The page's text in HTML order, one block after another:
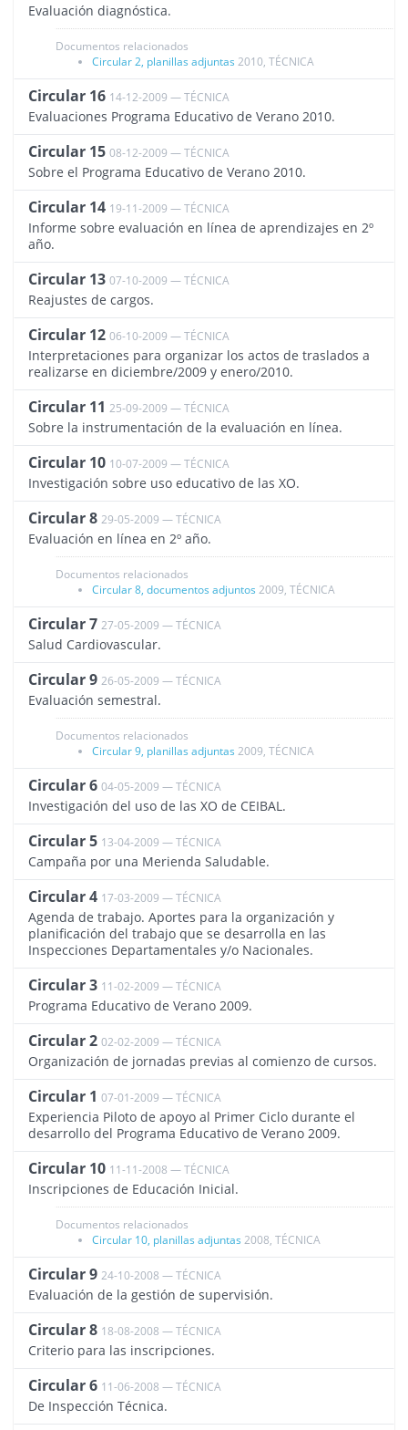
Evaluación diagnóstica.
Documentos relacionados
Circular 2, planillas adjuntas 2010, TÉCNICA
Circular 16 14-12-2009 — TÉCNICA
Evaluaciones Programa Educativo de Verano 2010.
Circular 15 08-12-2009 — TÉCNICA
Sobre el Programa Educativo de Verano 2010.
Circular 14 19-11-2009 — TÉCNICA
Informe sobre evaluación en línea de aprendizajes en 2º
año.
Circular 13 07-10-2009 — TÉCNICA
Reajustes de cargos.
Circular 12 06-10-2009 — TÉCNICA
Interpretaciones para organizar los actos de traslados a
realizarse en diciembre/2009 y enero/2010.
Circular 11 25-09-2009 — TÉCNICA
Sobre la instrumentación de la evaluación en línea.
Circular 10 10-07-2009 — TÉCNICA
Investigación sobre uso educativo de las XO.
Circular 8 29-05-2009 — TÉCNICA
Evaluación en línea en 2º año.
Documentos relacionados
Circular 8, documentos adjuntos 2009, TÉCNICA
Circular 7 27-05-2009 — TÉCNICA
Salud Cardiovascular.
Circular 9 26-05-2009 — TÉCNICA
Evaluación semestral.
Documentos relacionados
Circular 9, planillas adjuntas 2009, TÉCNICA
Circular 6 04-05-2009 — TÉCNICA
Investigación del uso de las XO de CEIBAL.
Circular 5 13-04-2009 — TÉCNICA
Campaña por una Merienda Saludable.
Circular 4 17-03-2009 — TÉCNICA
Agenda de trabajo. Aportes para la organización y
planificación del trabajo que se desarrolla en las
Inspecciones Departamentales y/o Nacionales.
Circular 3 11-02-2009 — TÉCNICA
Programa Educativo de Verano 2009.
Circular 2 02-02-2009 — TÉCNICA
Organización de jornadas previas al comienzo de cursos.
Circular 1 07-01-2009 — TÉCNICA
Experiencia Piloto de apoyo al Primer Ciclo durante el
desarrollo del Programa Educativo de Verano 2009.
Circular 10 11-11-2008 — TÉCNICA
Inscripciones de Educación Inicial.
Documentos relacionados
Circular 10, planillas adjuntas 2008, TÉCNICA
Circular 9 24-10-2008 — TÉCNICA
Evaluación de la gestión de supervisión.
Circular 8 18-08-2008 — TÉCNICA
Criterio para las inscripciones.
Circular 6 11-06-2008 — TÉCNICA
De Inspección Técnica.